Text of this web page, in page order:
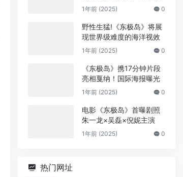
1年前 (2025) 0
野性生猛!《东极岛》将展
现世界级难度的海洋视效
1年前 (2025) 0
《东极岛》携17分钟片段
亮相戛纳！国际海报曝光
1年前 (2025) 0
电影《东极岛》首曝剧照
朱一龙×吴磊×倪妮主演
1年前 (2025) 0
热门网址